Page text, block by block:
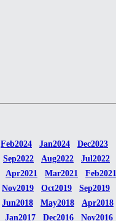
Feb2024 Jan2024
Dec2023
Sep2022 Aug2022
Jul2022
Apr2021 Mar2021
Feb2021
Nov2019 Oct2019
Sep2019
Jun2018 May2018
Apr2018
Jan2017 Dec2016 Nov2016